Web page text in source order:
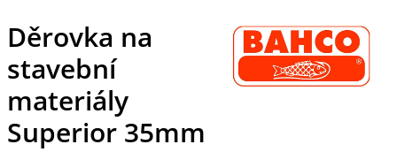
Děrovka na
stavební
materiály
Superior 35mm